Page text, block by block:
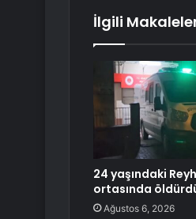
İlgili
24 yaşındaki
ortasında
Ağustos 6, 2026